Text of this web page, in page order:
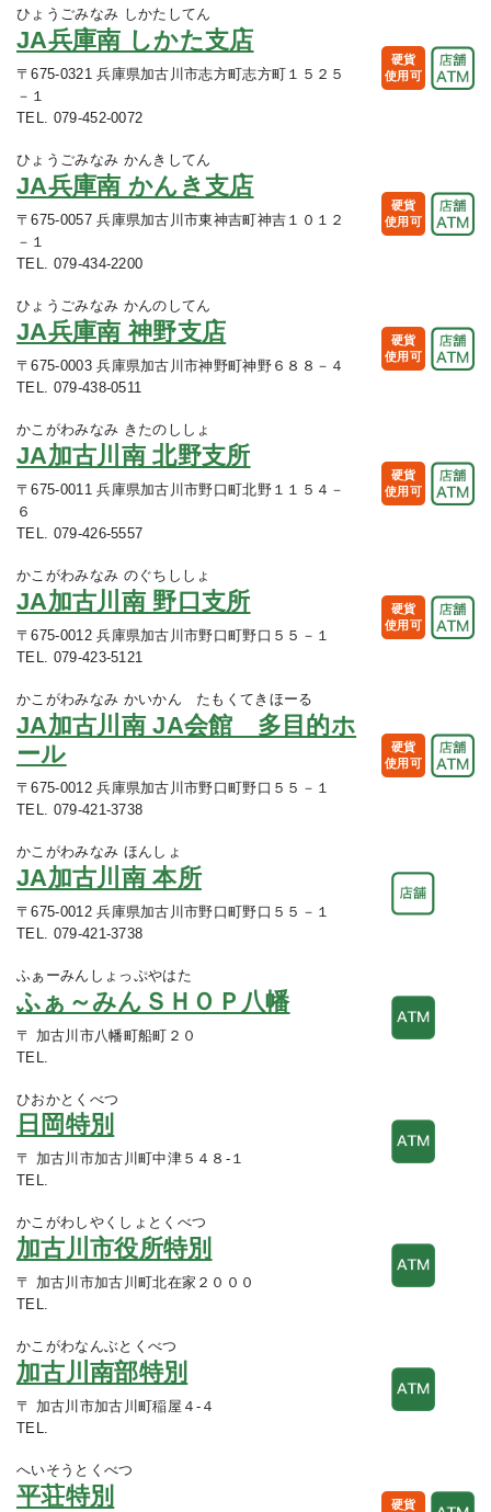
ひょうごみなみ しかたしてん
JA兵庫南 しかた支店
〒675-0321 兵庫県加古川市志方町志方町１５２５
－１
TEL. 079-452-0072
硬貨
使用可
ひょうごみなみ かんきしてん
JA兵庫南 かんき支店
〒675-0057 兵庫県加古川市東神吉町神吉１０１２
－１
TEL. 079-434-2200
硬貨
使用可
ひょうごみなみ かんのしてん
JA兵庫南 神野支店
〒675-0003 兵庫県加古川市神野町神野６８８－４
TEL. 079-438-0511
硬貨
使用可
かこがわみなみ きたのししょ
JA加古川南 北野支所
〒675-0011 兵庫県加古川市野口町北野１１５４－
６
TEL. 079-426-5557
硬貨
使用可
かこがわみなみ のぐちししょ
JA加古川南 野口支所
〒675-0012 兵庫県加古川市野口町野口５５－１
TEL. 079-423-5121
硬貨
使用可
かこがわみなみ かいかん たもくてきほーる
JA加古川南 JA会館 多目的ホ
ール
〒675-0012 兵庫県加古川市野口町野口５５－１
TEL. 079-421-3738
硬貨
使用可
かこがわみなみ ほんしょ
JA加古川南 本所
〒675-0012 兵庫県加古川市野口町野口５５－１
TEL. 079-421-3738
ふぁーみんしょっぷやはた
ふぁ～みんＳＨＯＰ八幡
〒 加古川市八幡町船町２０
TEL.
ひおかとくべつ
日岡特別
〒 加古川市加古川町中津５４８-１
TEL.
かこがわしやくしょとくべつ
加古川市役所特別
〒 加古川市加古川町北在家２０００
TEL.
かこがわなんぶとくべつ
加古川南部特別
〒 加古川市加古川町稲屋４-４
TEL.
へいそうとくべつ
平荘特別
硬貨